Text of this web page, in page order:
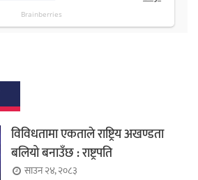
विविधतामा एकताले राष्ट्रिय अखण्डता
बलियो बनाउँछ : राष्ट्रपति
साउन २४, २०८३